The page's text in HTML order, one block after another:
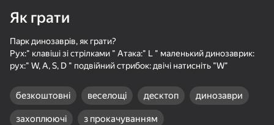
99 18+
Gamer's Mod
76
Судоку Гуру -
классический судоку
76
Match Arena - Три в
Як грати
Парк динозаврів, як грати?
Рух:" клавіші зі стрілками " Атака:" L " маленький динозаврик:
рух:" W, A, S, D " подвійний стрибок: двічі натисніть "W"
безкоштовні веселощі десктоп динозаври
захоплюючі з прокачуванням